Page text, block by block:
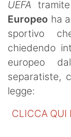
UEFA
Europeo ha
sportivo
chiedendo
europeo
separatiste,
legge:
CLICCA QUI